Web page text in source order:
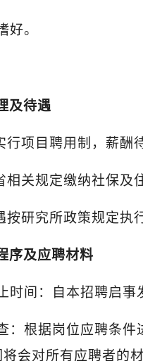
好。
及待遇
行项目聘用制，薪酬
相关规定缴纳社保及
按研究所政策规定执
序及应聘材料
时间：自本招聘启
：根据岗位应聘条
会对所有应聘者的